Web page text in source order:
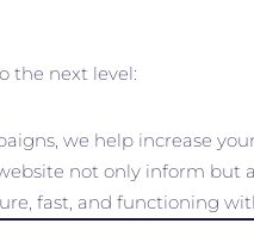
the next level:
we help increase your
not only inform but
fast, and functioning